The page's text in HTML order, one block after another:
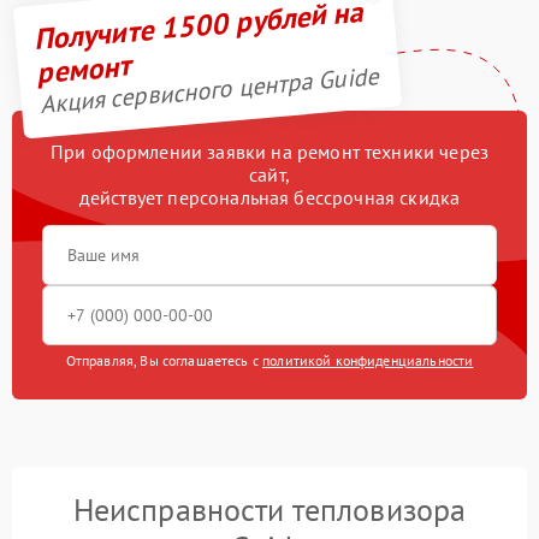
Получите 1500 рублей на
ремонт
Акция сервисного центра Guide
При оформлении заявки на ремонт техники через
сайт,
действует персональная бессрочная скидка
Отправляя, Вы соглашаетесь с политикой конфиденциальности
Неисправности тепловизора